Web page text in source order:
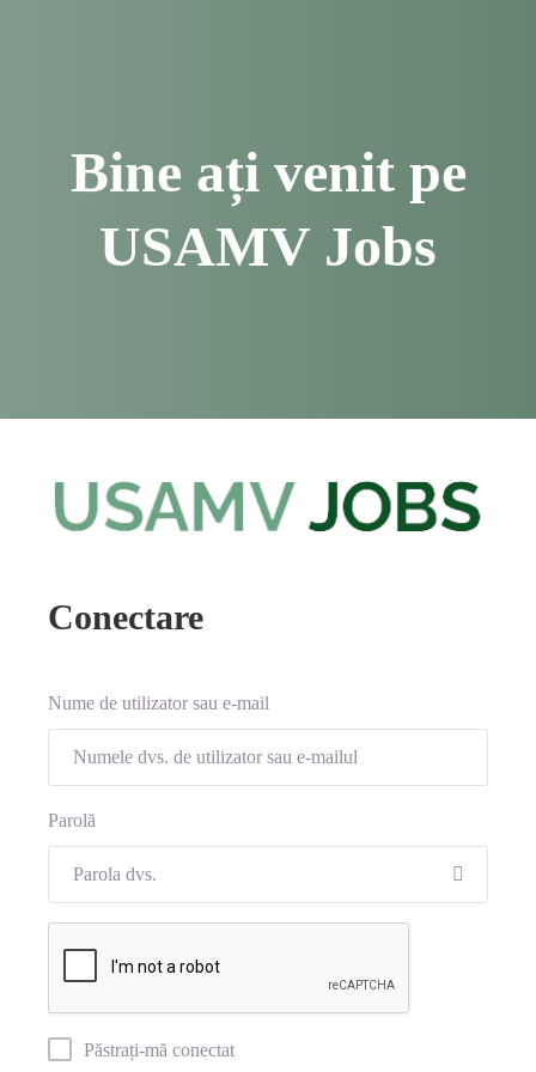
Bine ați venit pe
USAMV Jobs
Conectare
Nume de utilizator sau e-mail
Parolă
Păstrați-mă conectat